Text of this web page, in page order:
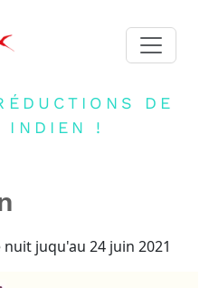
DE
INDIEN !
juqu'au 24 juin 2021